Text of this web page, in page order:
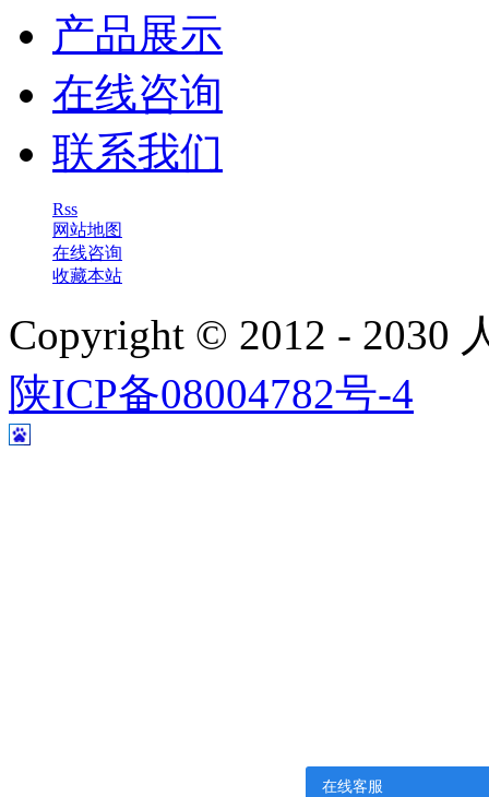
产品展示
在线咨询
联系我们
Rss
网站地图
在线咨询
收藏本站
Copyright © 2012 - 2030
陕ICP备08004782号-4
在线客服